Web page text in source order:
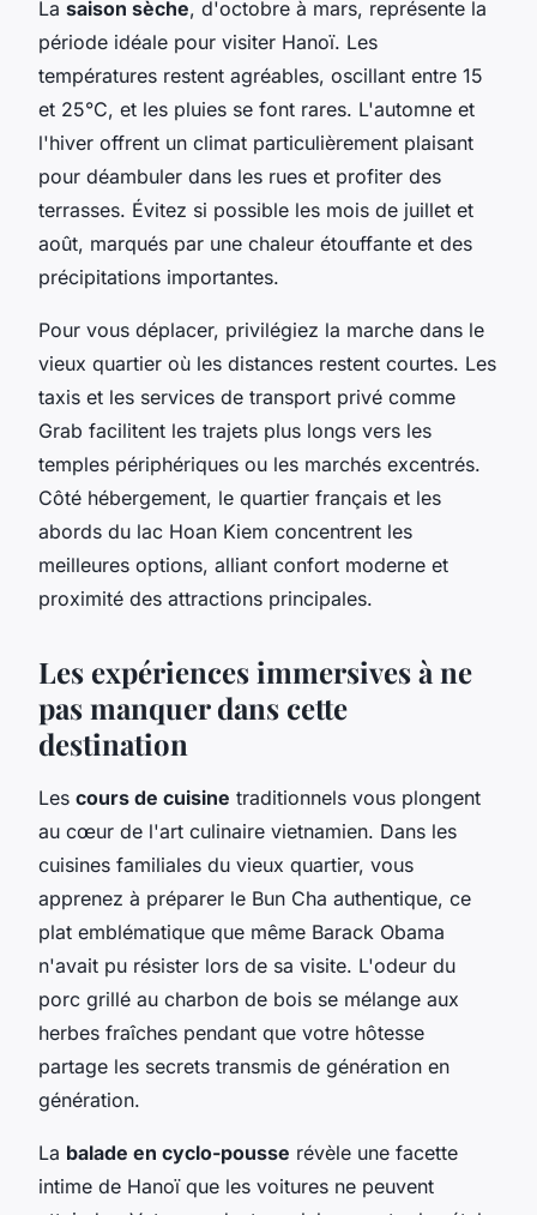
La saison sèche, d'octobre à mars, représente la
période idéale pour visiter Hanoï. Les
températures restent agréables, oscillant entre 15
et 25°C, et les pluies se font rares. L'automne et
l'hiver offrent un climat particulièrement plaisant
pour déambuler dans les rues et profiter des
terrasses. Évitez si possible les mois de juillet et
août, marqués par une chaleur étouffante et des
précipitations importantes.
Pour vous déplacer, privilégiez la marche dans le
vieux quartier où les distances restent courtes. Les
taxis et les services de transport privé comme
Grab facilitent les trajets plus longs vers les
temples périphériques ou les marchés excentrés.
Côté hébergement, le quartier français et les
abords du lac Hoan Kiem concentrent les
meilleures options, alliant confort moderne et
proximité des attractions principales.
Les expériences immersives à ne
pas manquer dans cette
destination
Les cours de cuisine traditionnels vous plongent
au cœur de l'art culinaire vietnamien. Dans les
cuisines familiales du vieux quartier, vous
apprenez à préparer le Bun Cha authentique, ce
plat emblématique que même Barack Obama
n'avait pu résister lors de sa visite. L'odeur du
porc grillé au charbon de bois se mélange aux
herbes fraîches pendant que votre hôtesse
partage les secrets transmis de génération en
génération.
La balade en cyclo-pousse révèle une facette
intime de Hanoï que les voitures ne peuvent